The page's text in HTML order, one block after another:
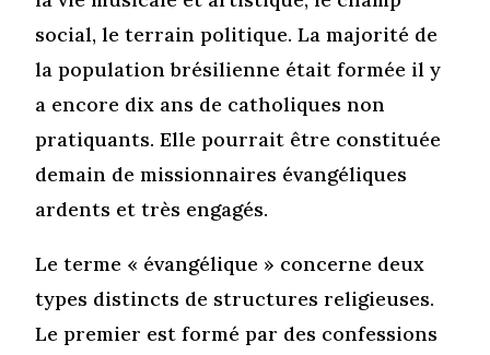
social, le terrain politique. La majorité de
la population brésilienne était formée il y
a encore dix ans de catholiques non
pratiquants. Elle pourrait être constituée
demain de missionnaires évangéliques
ardents et très engagés.
Le terme « évangélique » concerne deux
types distincts de structures religieuses.
Le premier est formé par des confessions